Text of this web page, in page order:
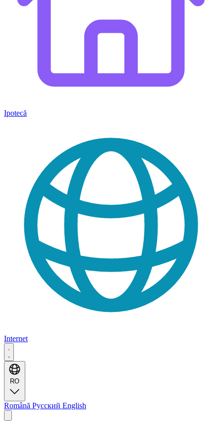
Ipotecă
Internet
RO
Română Русский English